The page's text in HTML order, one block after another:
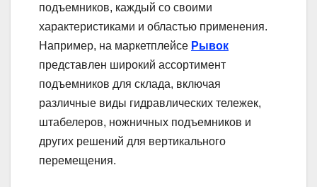
подъемников, каждый со своими
характеристиками и областью применения.
Например, на маркетплейсе Рывок
представлен широкий ассортимент
подъемников для склада, включая
различные виды гидравлических тележек,
штабелеров, ножничных подъемников и
других решений для вертикального
перемещения.